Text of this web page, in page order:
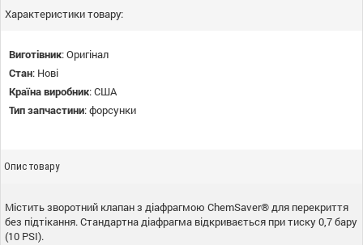
Характеристики товару:
Виготівник:Оригінал
Стан: Нові
Країна виробник:США
Тип запчастини:форсунки
Опис товару
Містить зворотний клапан з діафрагмою ChemSaver® для перекриття
без підтікання. Стандартна діафрагма відкривається при тиску 0,7 бару
(10 PSI).